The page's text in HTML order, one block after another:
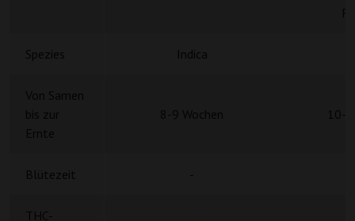
Spezies Indica
Blütezeit -